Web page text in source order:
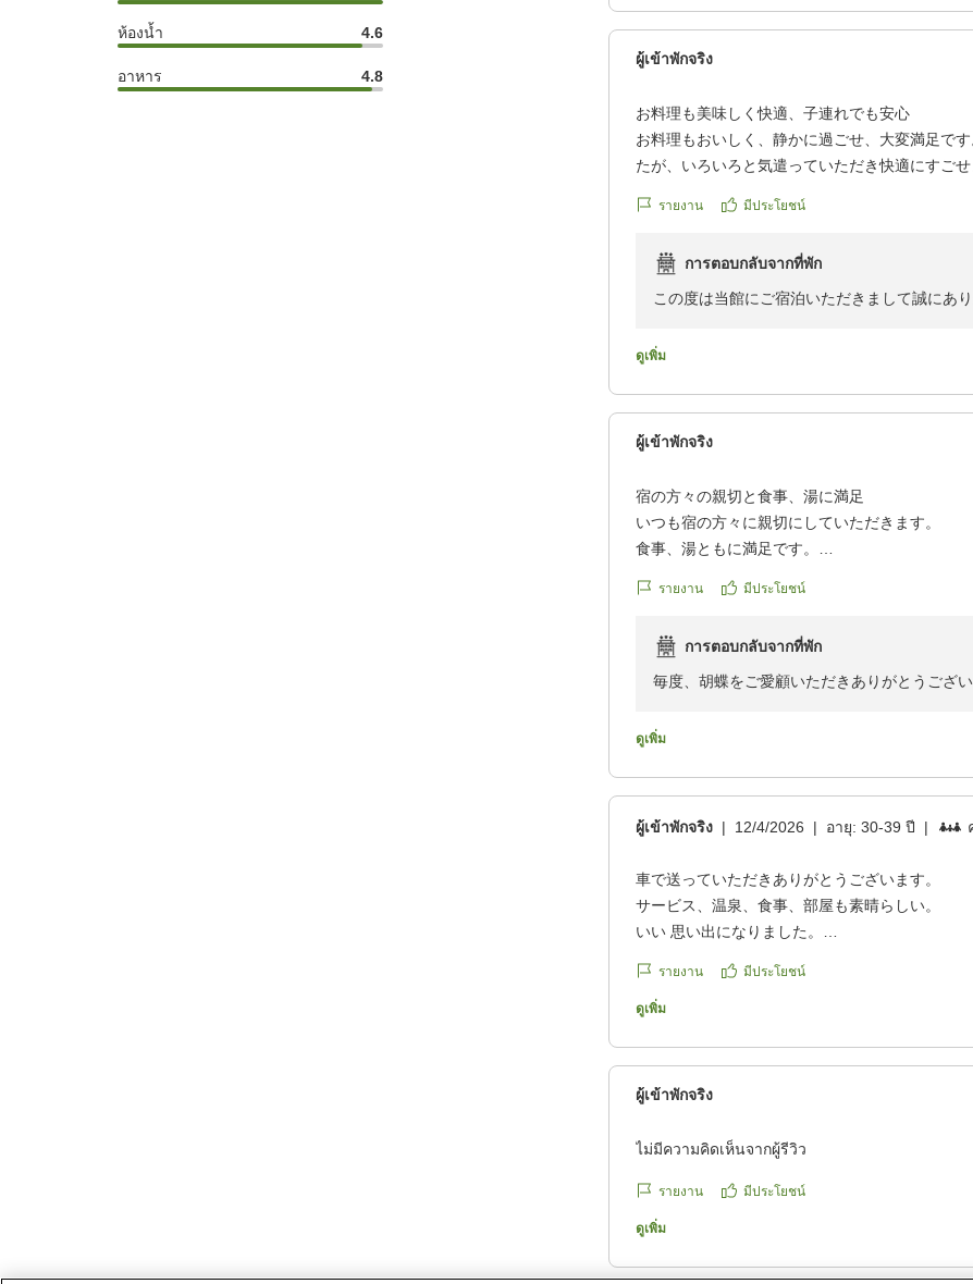
ห้องน้ำ 4.6
อาหาร 4.8
ผู้เข้าพักจริง
お料理も美味しく快適、子連れでも安心
お料理もおいしく、静かに過ごせ、大変満足で
たが、いろいろと気遣っていただき快適にすごせ
クチコミの詳細はこちらから
reviewId=33123477918501
รายงาน มีประโยชน์
การตอบกลับจากที่พัก
この度は当館にご宿泊いただきまして誠にあ
ごしいただけたご様子に大変嬉しく拝読させて
ดูเพิ่ม
ผู้เข้าพักจริง
宿の方々の親切と食事、湯に満足
いつも宿の方々に親切にしていただきます。
食事、湯ともに満足です。
https://review.travel.rakuten.co.jp/hotel/voice/
รายงาน มีประโยชน์
การตอบกลับจากที่พัก
毎度、胡蝶をご愛顧いただきありがとうござい
目指して日々精進して参りたいと思います。
ดูเพิ่ม
ผู้เข้าพักจริง | 12/4/2026 | อายุ:30-39 ปี |
車で送っていただきありがとうございます。
サービス、温泉、食事、部屋も素晴らしい。
いい 思い出になりました。
รายงาน มีประโยชน์
ดูเพิ่ม
ผู้เข้าพักจริง
ไม่มีความคิดเห็นจากผู้รีวิว
รายงาน มีประโยชน์
ดูเพิ่ม